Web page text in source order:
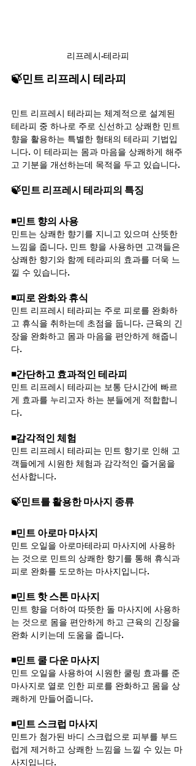
리프레시-테라피
🍃민트 리프레시 테라피
민트 리프레시 테라피는 체계적으로 설계된
테라피 중 하나로 주로 신선하고 상쾌한 민트
향을 활용하는 특별한 형태의 테라피 기법입
니다. 이 테라피는 몸과 마음을 상쾌하게 해주
고 기분을 개선하는데 목적을 두고 있습니다.
🍃민트 리프레시 테라피의 특징
◾민트 향의 사용
민트는 상쾌한 향기를 지니고 있으며 산뜻한
느낌을 줍니다. 민트 향을 사용하면 고객들은
상쾌한 향기와 함께 테라피의 효과를 더욱 느
낄 수 있습니다.
◾피로 완화와 휴식
민트 리프레시 테라피는 주로 피로를 완화하
고 휴식을 취하는데 초점을 둡니다. 근육의 긴
장을 완화하고 몸과 마음을 편안하게 해줍니
다.
◾간단하고 효과적인 테라피
민트 리프레시 테라피는 보통 단시간에 빠르
게 효과를 누리고자 하는 분들에게 적합합니
다.
◾감각적인 체험
민트 리프레시 테라피는 민트 향기로 인해 고
객들에게 시원한 체험과 감각적인 즐거움을
선사합니다.
🍃민트를 활용한 마사지 종류
◾민트 아로마 마사지
민트 오일을 아로마테라피 마사지에 사용하
는 것으로 민트의 상쾌한 향기를 통해 휴식과
피로 완화를 도모하는 마사지입니다.
◾민트 핫 스톤 마사지
민트 향을 더하여 따뜻한 돌 마사지에 사용하
는 것으로 몸을 편안하게 하고 근육의 긴장을
완화 시키는데 도움을 줍니다.
◾민트 쿨 다운 마사지
민트 오일을 사용하여 시원한 쿨링 효과를 준
마사지로 열로 인한 피로를 완화하고 몸을 상
쾌하게 만들어줍니다.
◾민트 스크럽 마사지
민트가 첨가된 바디 스크럽으로 피부를 부드
럽게 제거하고 상쾌한 느낌을 느낄 수 있는 마
사지입니다.